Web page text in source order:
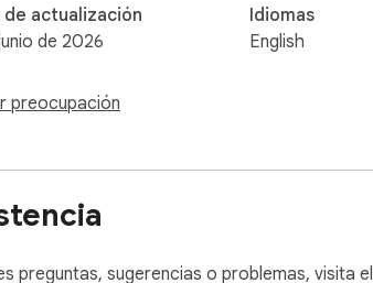
de actualización
de 2026
preocupación
Idiomas
English
preguntas, sugerencias o problemas, visita el